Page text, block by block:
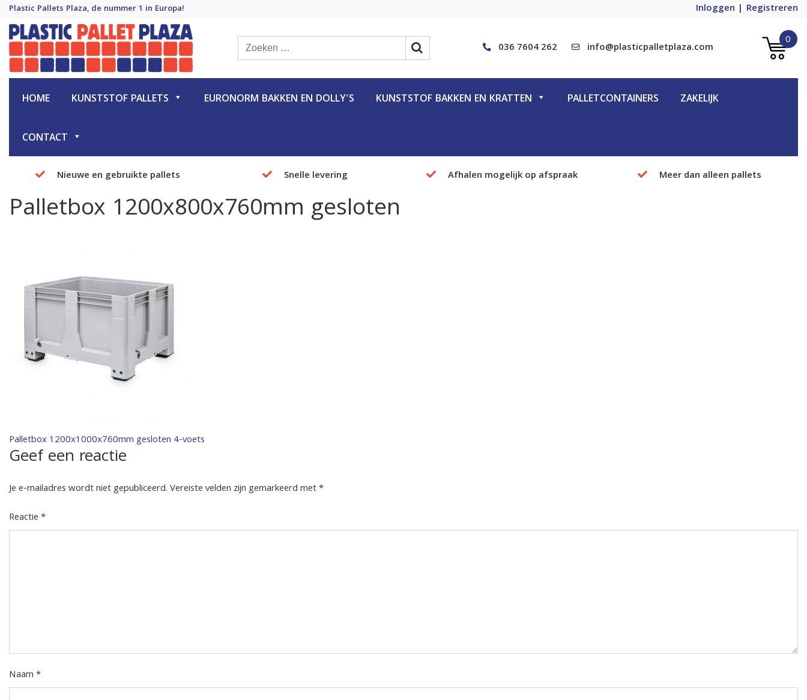
Plastic Pallets Plaza, de nummer 1 in Europa! Inloggen Registreren
Plastic Pallet Plaza
Plastic Pallets Plaza, de nummer 1 in Europa! 0
036 7604 262 info@plasticpalletplaza.com
HOME KUNSTSTOF PALLETS EURONORM BAKKEN EN DOLLY'S KUNSTSTOF BAKKEN EN KRATTEN PALLETCONTAINERS ZAKELIJK
CONTACT
Nieuwe en gebruikte pallets Snelle levering Afhalen mogelijk op afspraak Meer dan alleen pallets
Palletbox 1200x800x760mm gesloten
Bericht
navigatie
Palletbox 1200x1000x760mm gesloten 4-voets
Geef een reactie
Je e-mailadres wordt niet gepubliceerd.Vereiste velden zijn gemarkeerd met*
Reactie*
Naam*